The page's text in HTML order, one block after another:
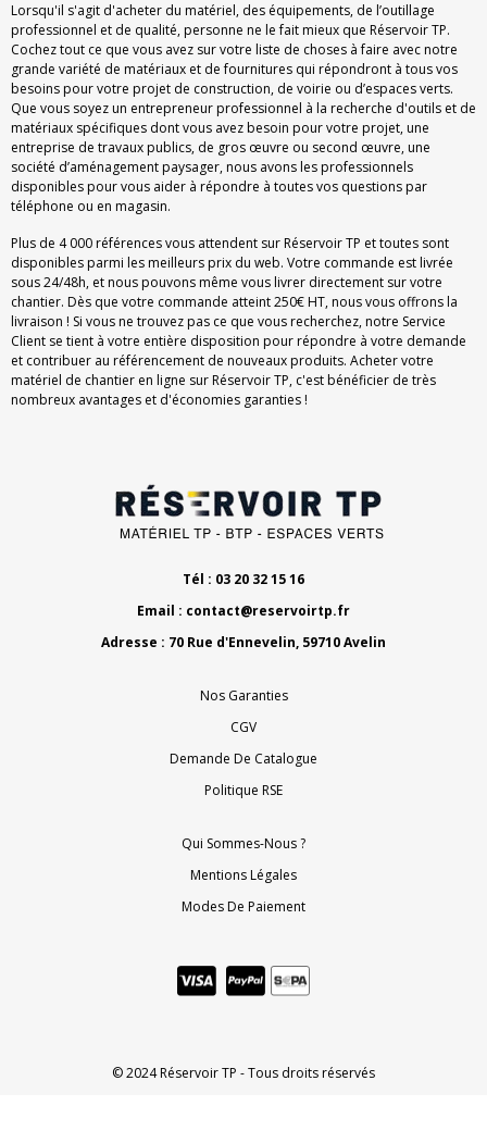
Lorsqu'il s'agit d'acheter du matériel, des équipements, de l’outillage
professionnel et de qualité, personne ne le fait mieux que Réservoir TP.
Cochez tout ce que vous avez sur votre liste de choses à faire avec notre
grande variété de matériaux et de fournitures qui répondront à tous vos
besoins pour votre projet de construction, de voirie ou d’espaces verts.
Que vous soyez un entrepreneur professionnel à la recherche d'outils et de
matériaux spécifiques dont vous avez besoin pour votre projet, une
entreprise de travaux publics, de gros œuvre ou second œuvre, une
société d’aménagement paysager, nous avons les professionnels
disponibles pour vous aider à répondre à toutes vos questions par
téléphone ou en magasin.
Plus de 4 000 références vous attendent sur Réservoir TP et toutes sont
disponibles parmi les meilleurs prix du web. Votre commande est livrée
sous 24/48h, et nous pouvons même vous livrer directement sur votre
chantier. Dès que votre commande atteint 250€ HT, nous vous offrons la
livraison ! Si vous ne trouvez pas ce que vous recherchez, notre Service
Client se tient à votre entière disposition pour répondre à votre demande
et contribuer au référencement de nouveaux produits. Acheter votre
matériel de chantier en ligne sur Réservoir TP, c'est bénéficier de très
nombreux avantages et d'économies garanties !
Tél : 03 20 32 15 16
Email : contact@reservoirtp.fr
Adresse : 70 Rue d'Ennevelin, 59710 Avelin
Nos Garanties
CGV
Demande De Catalogue
Politique RSE
Qui Sommes-Nous ?
Mentions Légales
Modes De Paiement
© 2024 Réservoir TP - Tous droits réservés